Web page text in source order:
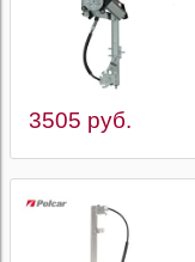
3505 руб.